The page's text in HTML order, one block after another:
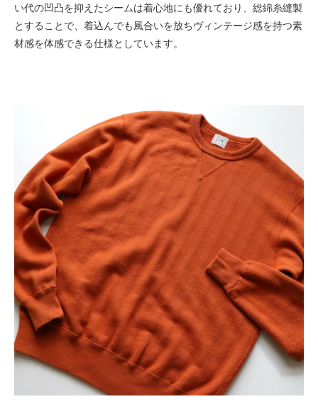
い代の凹凸を抑えたシームは着心地にも優れており、総綿糸縫製
とすることで、着込んでも風合いを放ちヴィンテージ感を持つ素
材感を体感できる仕様としています。